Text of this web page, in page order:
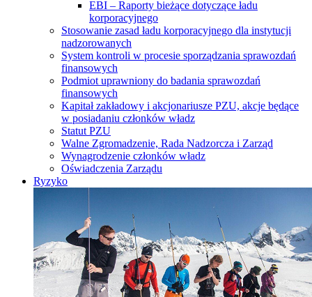
EBI – Raporty bieżące dotyczące ładu
korporacyjnego
Stosowanie zasad ładu korporacyjnego dla instytucji
nadzorowanych
System kontroli w procesie sporządzania sprawozdań
finansowych
Podmiot uprawniony do badania sprawozdań
finansowych
Kapitał zakładowy i akcjonariusze PZU, akcje będące
w posiadaniu członków władz
Statut PZU
Walne Zgromadzenie, Rada Nadzorcza i Zarząd
Wynagrodzenie członków władz
Oświadczenia Zarządu
Ryzyko